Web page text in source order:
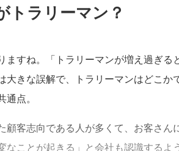
ラリーマン？
ますね。「トラリーマンが増え過ぎる
きな誤解で、トラリーマンはどこか
点。
顧客志向である人が多くて、お客さん
なことが起きる」と会社も認識するよ